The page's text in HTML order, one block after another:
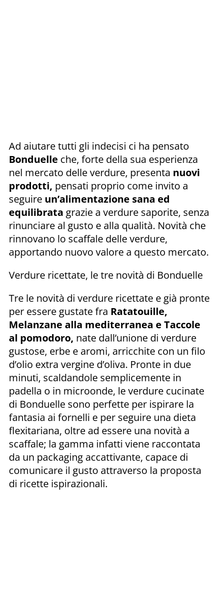
Ad aiutare tutti gli indecisi ci ha pensato
Bonduelle che, forte della sua esperienza
nel mercato delle verdure, presenta nuovi
prodotti, pensati proprio come invito a
seguire un’alimentazione sana ed
equilibrata grazie a verdure saporite, senza
rinunciare al gusto e alla qualità. Novità che
rinnovano lo scaffale delle verdure,
apportando nuovo valore a questo mercato.
Verdure ricettate, le tre novità di Bonduelle
Tre le novità di verdure ricettate e già pronte
per essere gustate fra Ratatouille,
Melanzane alla mediterranea e Taccole
al pomodoro, nate dall’unione di verdure
gustose, erbe e aromi, arricchite con un filo
d’olio extra vergine d’oliva. Pronte in due
minuti, scaldandole semplicemente in
padella o in microonde, le verdure cucinate
di Bonduelle sono perfette per ispirare la
fantasia ai fornelli e per seguire una dieta
flexitariana, oltre ad essere una novità a
scaffale; la gamma infatti viene raccontata
da un packaging accattivante, capace di
comunicare il gusto attraverso la proposta
di ricette ispirazionali.